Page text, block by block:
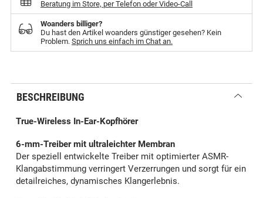
Beratung im Store, per Telefon oder Video-Call
Woanders billiger?
Du hast den Artikel woanders günstiger gesehen? Kein
Problem. Sprich uns einfach im Chat an.
BESCHREIBUNG
True-Wireless In-Ear-Kopfhörer
6-mm-Treiber mit ultraleichter Membran
Der speziell entwickelte Treiber mit optimierter ASMR-
Klangabstimmung verringert Verzerrungen und sorgt für ein
detailreiches, dynamisches Klangerlebnis.